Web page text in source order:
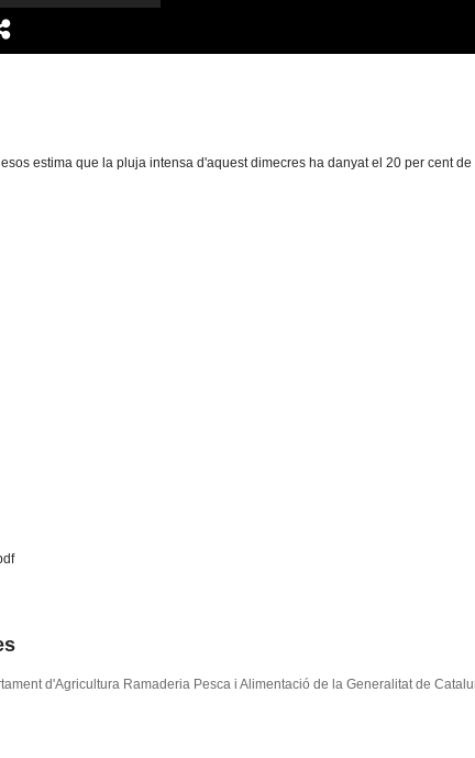
estima que la pluja intensa d'aquest dimecres ha danyat el 20 per cent
d'Agricultura Ramaderia Pesca i Alimentació de la Generalitat de